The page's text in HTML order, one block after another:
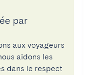
par
aux voyageurs
aidons les
dans le respect